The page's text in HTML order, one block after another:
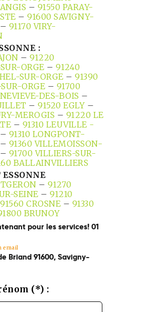
– 91550 PARAY-
– 91600 SAVIGNY-
– 91170 VIRY-
:
– 91220
ORGE – 91240
SUR-ORGE – 91390
ORGE – 91700
DES-BOIS –
– 91520 EGLY –
MEROGIS – 91220 LE
– 91310 LEUVILLE -
– 91310 LONGPONT-
– 91360 VILLEMOISSON-
– 91700 VILLIERS-SUR-
BALLAINVILLIERS
– 91270
SEINE – 91210
91560 CROSNE – 91330
BRUNOY
pour les services! 01
email
Briand 91600, Savigny-
(*) :